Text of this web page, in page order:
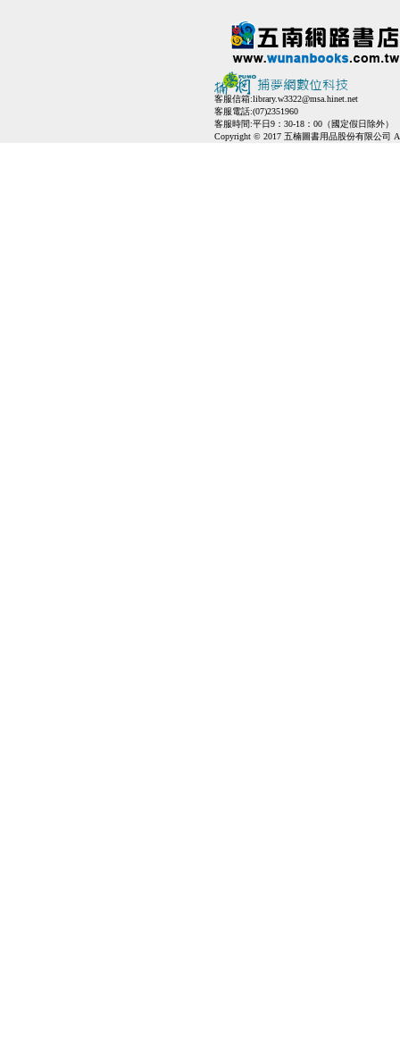
客服信箱:library.w3322@msa.hinet.net
客服電話:(07)2351960
客服時間:平日9：30-18：00（國定假日除外）
Copyright © 2017 五楠圖書用品股份有限公司